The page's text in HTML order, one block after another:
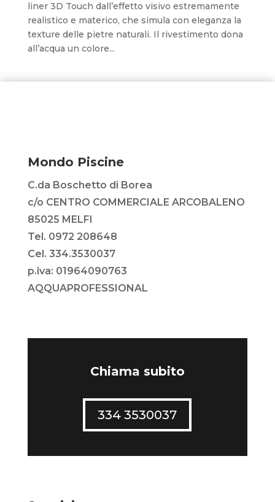
liner 3D Touch dall’effetto visivo estremamente
realistico e materico, che simula con eleganza la
texture delle pietre naturali. Il rivestimento dona
all’acqua un colore...
Mondo Piscine
C.da Boschetto di Borea
c/o CENTRO COMMERCIALE ARCOBALENO
85025 MELFI
Tel. 0972 208648
Cel. 334.3530037
p.iva: 01964090763
AQQUAPROFESSIONAL
Chiama subito
334 3530037